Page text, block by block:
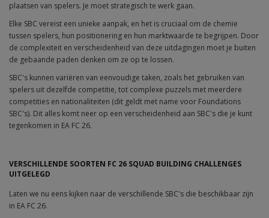
plaatsen van spelers. Je moet strategisch te werk gaan.
Elke SBC vereist een unieke aanpak, en het is cruciaal om de chemie
tussen spelers, hun positionering en hun marktwaarde te begrijpen. Door
de complexiteit en verscheidenheid van deze uitdagingen moet je buiten
de gebaande paden denken om ze op te lossen.
SBC's kunnen variëren van eenvoudige taken, zoals het gebruiken van
spelers uit dezelfde competitie, tot complexe puzzels met meerdere
competities en nationaliteiten (dit geldt met name voor Foundations
SBC's). Dit alles komt neer op een verscheidenheid aan SBC's die je kunt
tegenkomen in EA FC 26.
VERSCHILLENDE SOORTEN FC 26 SQUAD BUILDING CHALLENGES
UITGELEGD
Laten we nu eens kijken naar de verschillende SBC's die beschikbaar zijn
in EA FC 26.